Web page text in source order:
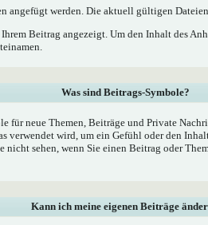
angefügt werden. Die aktuell gültigen
Beitrag angezeigt. Um den Inhalt des
Was sind Beitrags-Symbole?
für neue Themen, Beiträge und Private
verwendet wird, um ein Gefühl oder den
nicht sehen, wenn Sie einen Beitrag oder
Kann ich meine eigenen Beiträge